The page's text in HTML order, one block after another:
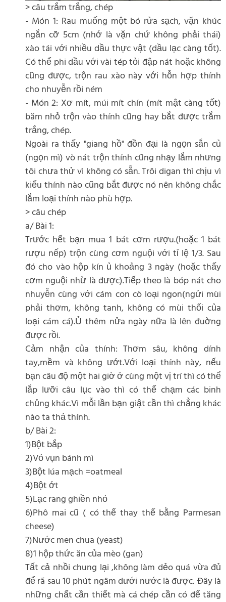
> câu trắm trắng, chép
- Món 1: Rau muống một bó rửa sạch, vặn khúc
ngắn cỡ 5cm (nhớ là vặn chứ không phải thái)
xào tái với nhiều dầu thực vật (dầu lạc càng tốt).
Có thể phi dầu với vài tép tỏi đập nát hoặc không
cũng được, trộn rau xào này với hỗn hợp thính
cho nhuyễn rồi ném
- Món 2: Xơ mít, múi mít chín (mít mật càng tốt)
băm nhỏ trộn vào thính cũng hay bắt được trắm
trắng, chép.
Ngoài ra thấy "giang hồ" đồn đại là ngọn sắn củ
(ngọn mì) vò nát trộn thính cũng nhạy lắm nhưng
tôi chưa thử vì không có sẵn. Trôi digan thì chịu vì
kiểu thính nào cũng bắt được nó nên không chắc
lắm loại thính nào phù hợp.
> câu chép
a/ Bài 1:
Trước hết bạn mua 1 bát cơm rượu.(hoặc 1 bát
rượu nếp) trộn cùng cơm nguội với tỉ lệ 1/3. Sau
đó cho vào hộp kín ủ khoảng 3 ngày (hoặc thấy
cơm nguội nhừ là được).Tiếp theo là bóp nát cho
nhuyễn cùng với cám con cò loại ngon(ngửi mùi
phải thơm, không tanh, không có mùi thối của
loại cám cá).Ủ thêm nửa ngày nữa là lên đuờng
được rồi.
Cảm nhận của thính: Thơm sâu, không dính
tay,mềm và không ướt.Với loại thính này, nếu
bạn câu độ một hai giờ ở cùng một vị trí thì có thể
lắp lưỡi câu lục vào thì có thể chạm các binh
chủng khác.Vì mỗi lần bạn giật cần thì chẳng khác
nào ta thả thính.
b/ Bài 2:
1)Bột bắp
2)Vỏ vụn bánh mì
3)Bột lúa mạch =oatmeal
4)Bột ớt
5)Lạc rang ghiền nhỏ
6)Phô mai cũ ( có thể thay thế bằng Parmesan
cheese)
7)Nước men chua (yeast)
8)1 hộp thức ăn của mèo (gan)
Tất cả nhồi chung lại ,không làm dẻo quá vừa đủ
để rã sau 10 phút ngâm dưới nước là được. Đây là
những chất cần thiết mà cá chép cần có để tăng